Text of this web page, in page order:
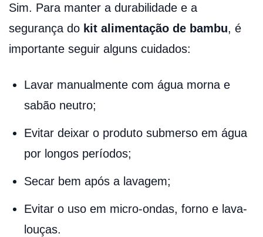
Sim. Para manter a durabilidade e a
segurança do kit alimentação de bambu, é
importante seguir alguns cuidados:
Lavar manualmente com água morna e
sabão neutro;
Evitar deixar o produto submerso em água
por longos períodos;
Secar bem após a lavagem;
Evitar o uso em micro-ondas, forno e lava-
louças.